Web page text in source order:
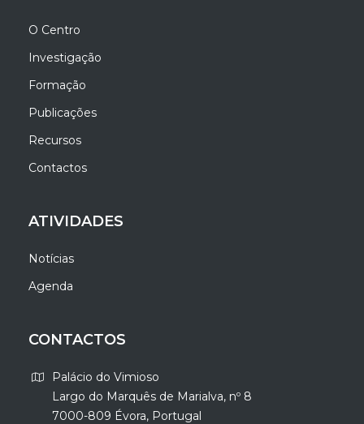
O Centro
Investigação
Formação
Publicações
Recursos
Contactos
ATIVIDADES
Notícias
Agenda
CONTACTOS
Palácio do Vimioso
Largo do Marquês de Marialva, nº 8
7000-809 Évora, Portugal